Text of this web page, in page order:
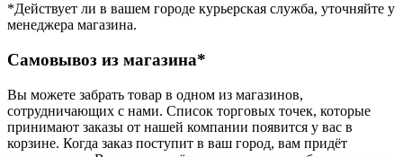
*Действует ли в вашем городе курьерская служба, уточняйте у
менеджера магазина.
Самовывоз из магазина*
Вы можете забрать товар в одном из магазинов,
сотрудничающих с нами. Список торговых точек, которые
принимают заказы от нашей компании появится у вас в
корзине. Когда заказ поступит в ваш город, вам придёт